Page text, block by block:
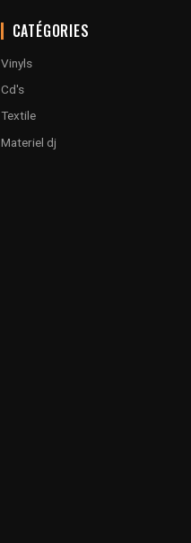
CATÉGORIES
Vinyls
Cd's
Textile
Materiel dj